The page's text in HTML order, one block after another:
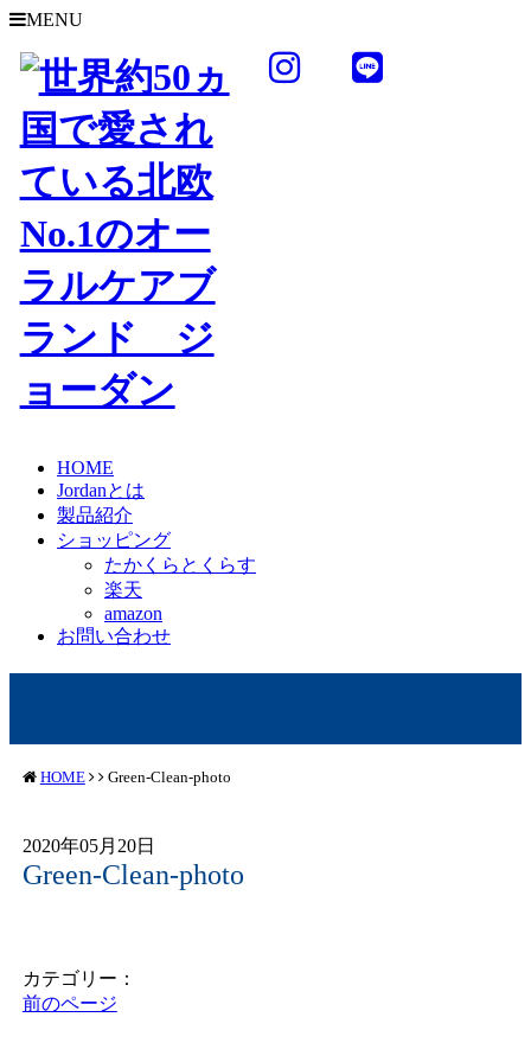
MENU
HOME
Jordanとは
製品紹介
ショッピング
たかくらとくらす
楽天
amazon
お問い合わせ
HOME Green-Clean-photo
2020年05月20日
Green-Clean-photo
カテゴリー：
前のページ